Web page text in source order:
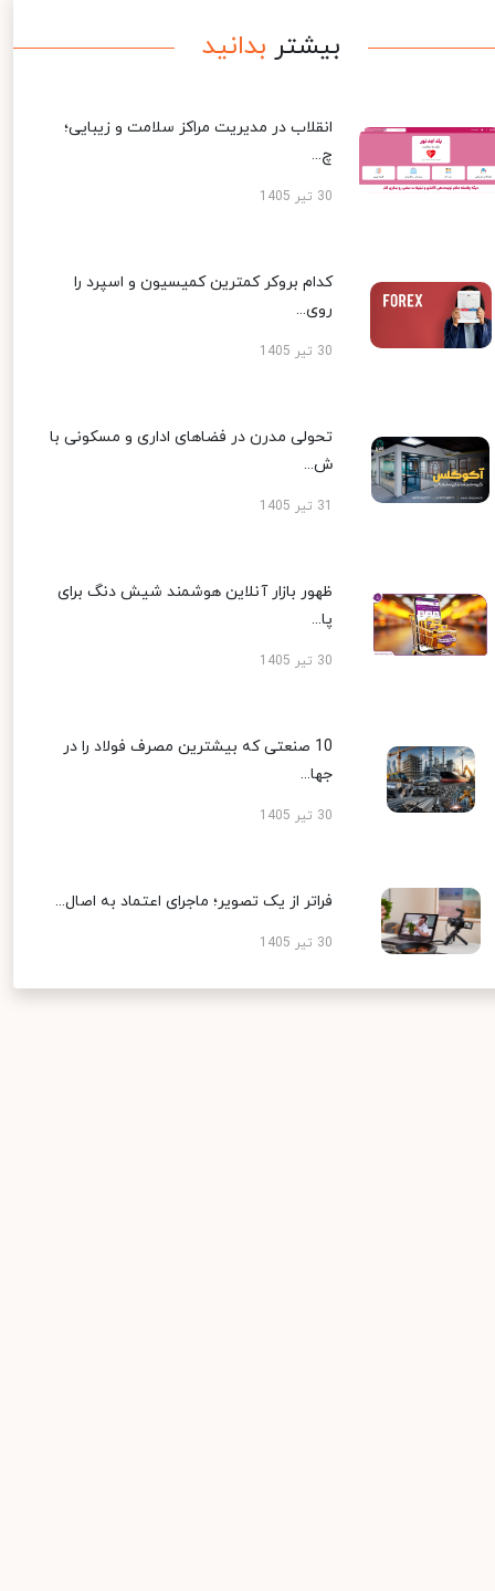
بیشتر بدانید
انقلاب در مدیریت مراکز سلامت و زیبایی؛
چ...
30 تیر 1405
کدام بروکر کمترین کمیسیون و اسپرد را
روی...
30 تیر 1405
تحولی مدرن در فضاهای اداری و مسکونی با
ش...
ظهور بازار آنلاین هوشمند شیش دنگ برای
پا...
30 تیر 1405
10 صنعتی که بیشترین مصرف فولاد را در
جها...
30 تیر 1405
فراتر از یک تصویر؛ ماجرای اعتماد به اصال...
30 تیر 1405